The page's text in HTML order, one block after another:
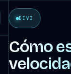
DIVI
Cómo